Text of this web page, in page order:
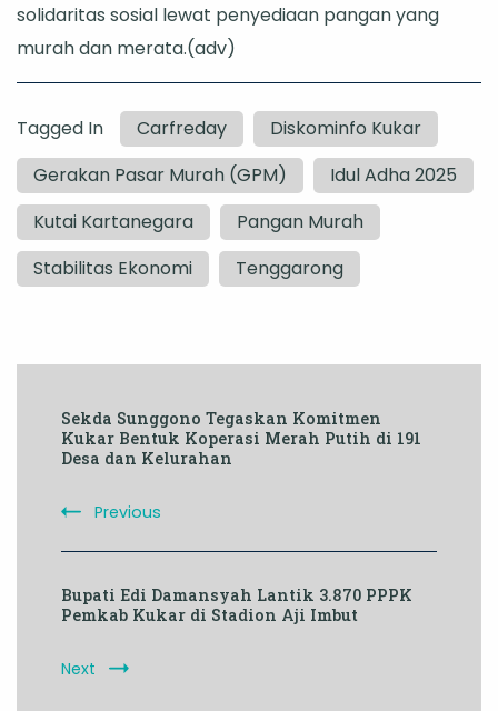
solidaritas sosial lewat penyediaan pangan yang
murah dan merata.(adv)
Tagged In Carfreday
Diskominfo Kukar
Gerakan Pasar Murah (GPM)
Idul Adha 2025
Kutai Kartanegara
Pangan Murah
Stabilitas Ekonomi
Tenggarong
Navigation
Sekda Sunggono Tegaskan Komitmen
Kukar Bentuk Koperasi Merah Putih di 191
Desa dan Kelurahan
Previous
Bupati Edi Damansyah Lantik 3.870 PPPK
Pemkab Kukar di Stadion Aji Imbut
Next